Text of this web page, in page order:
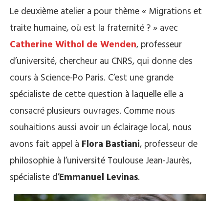
Le deuxième atelier a pour thème « Migrations et
traite humaine, où est la fraternité ? » avec
Catherine Withol de Wenden, professeur
d’université, chercheur au CNRS, qui donne des
cours à Science-Po Paris. C’est une grande
spécialiste de cette question à laquelle elle a
consacré plusieurs ouvrages. Comme nous
souhaitions aussi avoir un éclairage local, nous
avons fait appel à Flora Bastiani, professeur de
philosophie à l’université Toulouse Jean-Jaurès,
spécialiste d’Emmanuel Levinas.